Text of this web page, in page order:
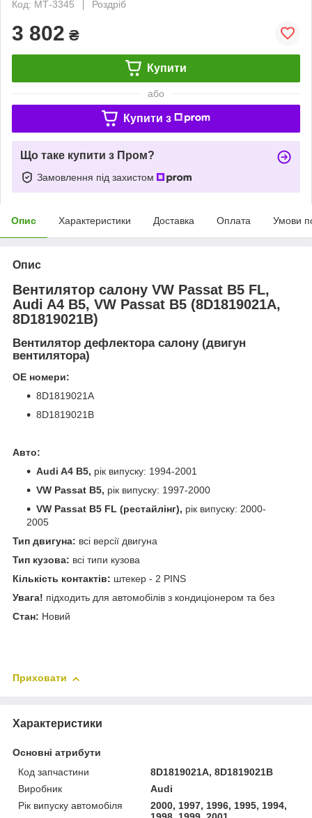
Код: МТ-3345
Роздріб
3 802 ₴
Купити
або
Купити з
Що таке купити з Пром?
Замовлення під захистом
Опис Характеристики Доставка Оплата Умови
Опис
Вентилятор салону VW Passat B5 FL,
Audi A4 B5, VW Passat B5 (8D1819021A,
8D1819021B)
Вентилятор дефлектора салону (двигун
вентилятора)
ОЕ номери:
8D1819021A
8D1819021B
Авто:
Audi A4 B5, рік випуску: 1994-2001
VW Passat B5, рік випуску: 1997-2000
VW Passat B5 FL (рестайлінг), рік випуску: 2000-
2005
Тип двигуна: всі версії двигуна
Тип кузова: всі типи кузова
Кількість контактів: штекер - 2 PINS
Увага! підходить для автомобілів з кондиціонером та без
Стан: Новий
Приховати
Характеристики
Основні атрибути
Код запчастини
8D1819021A, 8D1819021B
Виробник
Audi
Рік випуску автомобіля
2000, 1997, 1996, 1995, 1994,